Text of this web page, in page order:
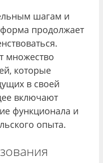
шагам и
продолжает
множество
которые
в своей
включают
функционала и
опыта.